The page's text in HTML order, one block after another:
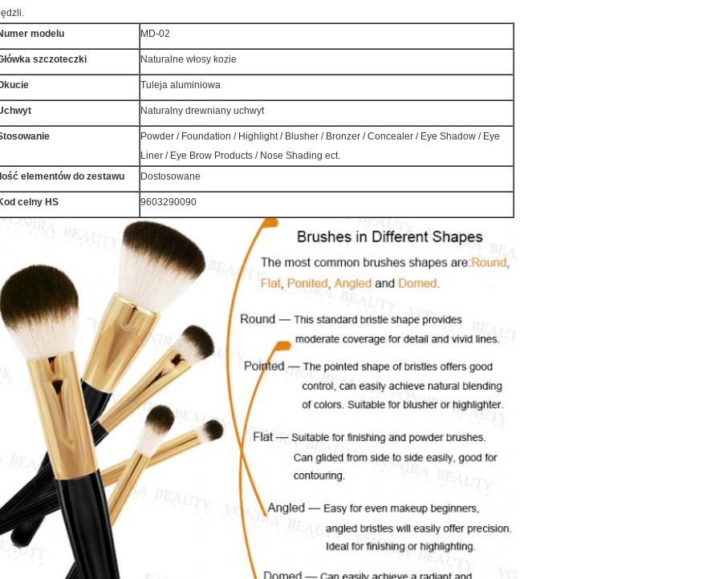
modelu
MD-02
szczoteczki Naturalne włosy kozie
Tuleja aluminiowa
Naturalny drewniany uchwyt
Powder / Foundation / Highlight / Blusher / Bronzer / Concealer / Eye Shadow / Eye
Liner / Eye Brow Products / Nose Shading ect.
elementów do zestawu
Dostosowane
celny HS 9603290090